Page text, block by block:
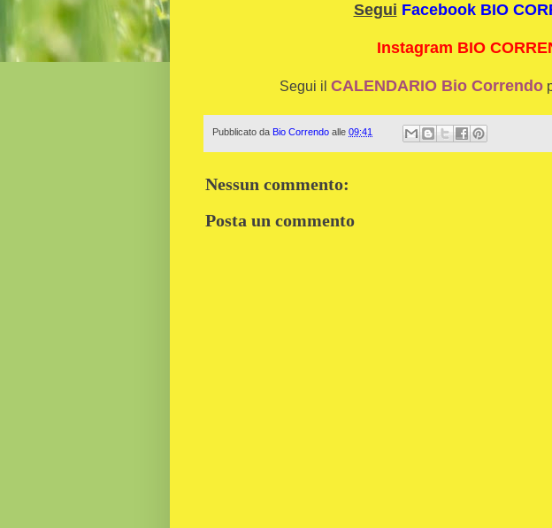
Segui Facebook BIO
Instagram BIO
Segui il CALENDARIO Bio Correndo
Pubblicato da Bio Correndo alle 09:41
Nessun commento:
Posta un commento